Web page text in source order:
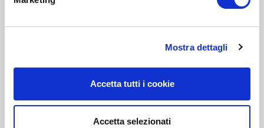
Mostra dettagli
Accetta tutti i cookie
Accetta selezionati